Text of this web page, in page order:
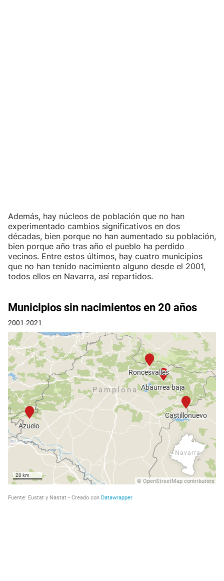
Además, hay núcleos de población que no han
experimentado cambios significativos en dos
décadas, bien porque no han aumentado su población,
bien porque año tras año el pueblo ha perdido
vecinos. Entre estos últimos, hay cuatro municipios
que no han tenido nacimiento alguno desde el 2001,
todos ellos en Navarra, así repartidos.